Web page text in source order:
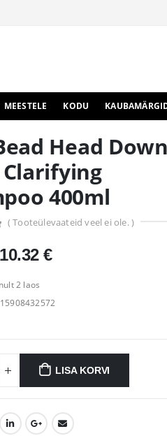
MEESTELE KODU
Head
400ml
( Tooteülevaateid veel ei ole. )
Algne
oli:
€.
10.32€Praegune
10.32 €.
2 laos
LISA KORVI